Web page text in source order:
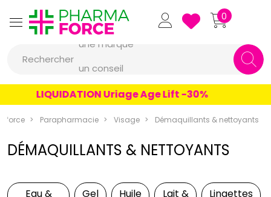
Pharmaforce Grande
0
Rechercher
une marque
un produit
une marque
LIQUIDATION Uriage Age Lift -30%
Parapharmacie Visage Démaquillants & nettoyants
DÉMAQUILLANTS & NETTOYANTS
Eau &
Gel Huile
Lait &
Lingettes